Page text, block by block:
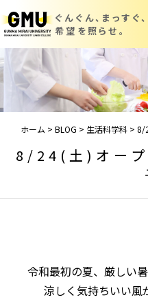
ぐんぐん、まっすぐ、
希望を照らせ。
ホーム > BLOG > 生活科学科 > 8/
8/24(土)オープ
令和最初の夏、厳しい
涼しく気持ちいい風